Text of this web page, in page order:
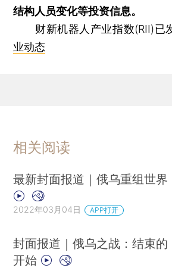
结构人员变化等投资信息。
财新机器人产业指数(RII)已
业动态
相关阅读
最新封面报道｜俄乌重组世界
2022年03月04日 APP打开
封面报道｜俄乌之战：结束的
开始